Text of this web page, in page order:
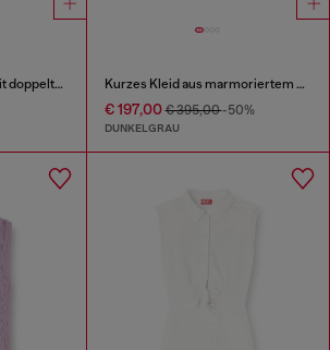
Fließendes Minikleid mit doppelten Trägern Kurzes Kleid aus marmoriertem Scuba
€ 197,00€ 395,00-50%
DUNKELGRAU